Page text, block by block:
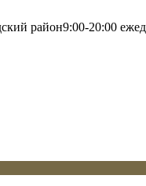
район9:00-20:00